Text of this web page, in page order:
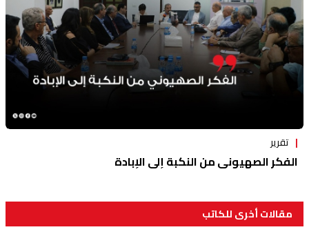
تقرير
الفكر الصهيوني من النكبة إلى الإبادة
مقالات أخرى للكاتب